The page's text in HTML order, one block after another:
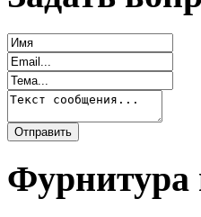
Фурнитура